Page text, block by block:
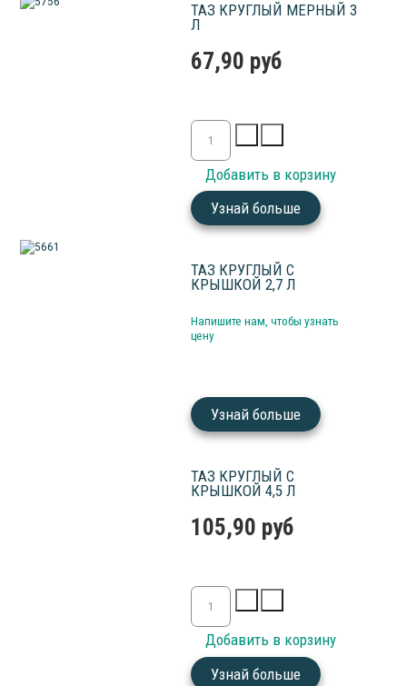
ТАЗ КРУГЛЫЙ МЕРНЫЙ 3
Л
67,90 руб
Узнай больше
ТАЗ КРУГЛЫЙ С
КРЫШКОЙ 2,7 Л
Напишите нам, чтобы узнать
цену
Узнай больше
ТАЗ КРУГЛЫЙ С
КРЫШКОЙ 4,5 Л
105,90 руб
Узнай больше